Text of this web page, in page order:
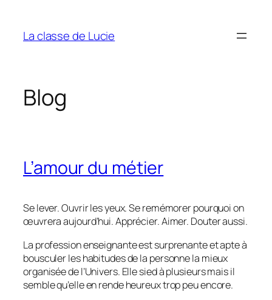
contenu
La classe de Lucie
Blog
L’amour du métier
Se lever. Ouvrir les yeux. Se remémorer pourquoi on
œuvrera aujourd’hui. Apprécier. Aimer. Douter aussi.
La profession enseignante est surprenante et apte à
bousculer les habitudes de la personne la mieux
organisée de l’Univers. Elle sied à plusieurs mais il
semble qu’elle en rende heureux trop peu encore.